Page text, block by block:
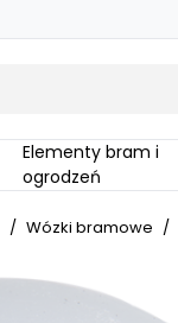
Elementy bram i
ogrodzeń
/ Wózki bramowe /